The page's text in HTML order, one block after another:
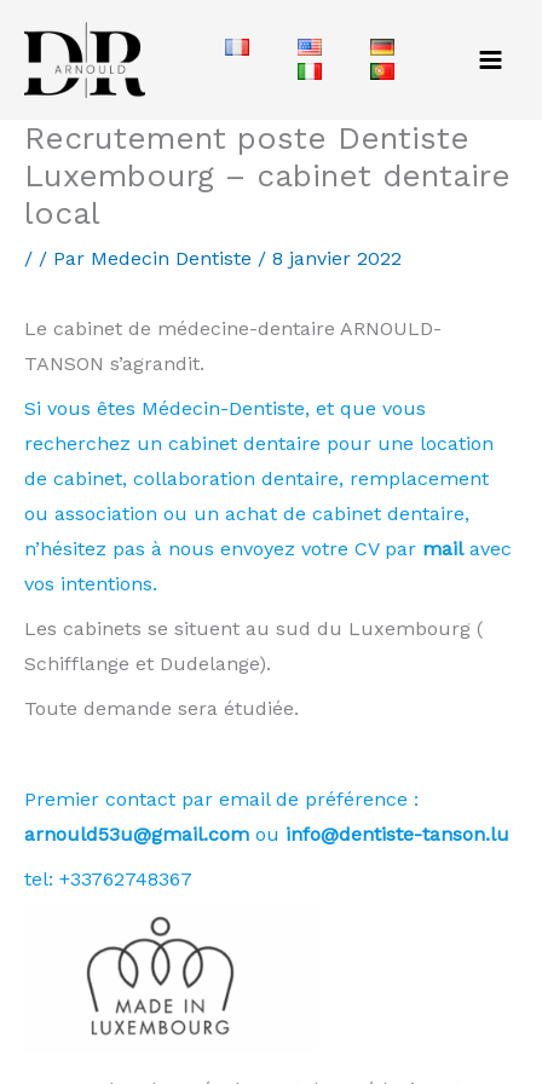
contenu
Recrutement poste Dentiste
Luxembourg – cabinet dentaire
local
/ / Par Medecin Dentiste / 8 janvier 2022
Le cabinet de médecine-dentaire ARNOULD-
TANSON s’agrandit.
Si vous êtes Médecin-Dentiste, et que vous
recherchez un cabinet dentaire pour une location
de cabinet, collaboration dentaire, remplacement
ou association ou un achat de cabinet dentaire,
n’hésitez pas à nous envoyez votre CV par mailavec
vos intentions.
Les cabinets se situent au sud du Luxembourg (
Schifflange et Dudelange).
Toute demande sera étudiée.
Premier contact par email de préférence :
arnould53u@gmail.com ou info@dentiste-tanson.lu
tel: +33762748367